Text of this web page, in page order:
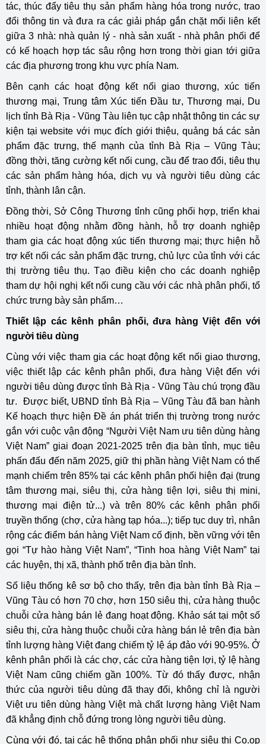
tác, thúc đẩy tiêu thụ sản phẩm hàng hóa trong nước, trao
đổi thông tin và đưa ra các giải pháp gắn chặt mối liên kết
giữa 3 nhà: nhà quản lý - nhà sản xuất - nhà phân phối để
có kế hoạch hợp tác sâu rộng hơn trong thời gian tới giữa
các địa phương trong khu vực phía Nam.
Bên cạnh các hoạt động kết nối giao thương, xúc tiến
thương mại, Trung tâm Xúc tiến Đầu tư, Thương mại, Du
lịch tỉnh Bà Rịa - Vũng Tàu liên tục cập nhật thông tin các sự
kiện tại website với mục đích giới thiệu, quảng bá các sản
phẩm đặc trưng, thế mạnh của tỉnh Bà Rịa – Vũng Tàu;
đồng thời, tăng cường kết nối cung, cầu để trao đổi, tiêu thụ
các sản phẩm hàng hóa, dịch vụ và người tiêu dùng các
tỉnh, thành lân cận.
Đồng thời, Sở Công Thương tỉnh cũng phối hợp, triển khai
nhiều hoạt động nhằm đồng hành, hỗ trợ doanh nghiệp
tham gia các hoạt động xúc tiến thương mại; thực hiện hỗ
trợ kết nối các sản phẩm đặc trưng, chủ lực của tỉnh với các
thị trường tiêu thụ. Tạo điều kiện cho các doanh nghiệp
tham dự hội nghị kết nối cung cầu với các nhà phân phối, tổ
chức trưng bày sản phẩm…
Thiết lập các kênh phân phối, đưa hàng Việt đến với
người tiêu dùng
Cùng với việc tham gia các hoạt động kết nối giao thương,
việc thiết lập các kênh phân phối, đưa hàng Việt đến với
người tiêu dùng được tỉnh Bà Rịa - Vũng Tàu chú trọng đầu
tư. Được biết, UBND tỉnh Bà Rịa – Vũng Tàu đã ban hành
Kế hoạch thực hiện Đề án phát triển thị trường trong nước
gắn với cuộc vận động “Người Việt Nam ưu tiên dùng hàng
Việt Nam” giai đoạn 2021-2025 trên địa bàn tỉnh, mục tiêu
phấn đấu đến năm 2025, giữ thị phần hàng Việt Nam có thế
mạnh chiếm trên 85% tại các kênh phân phối hiện đại (trung
tâm thương mại, siêu thị, cửa hàng tiện lợi, siêu thị mini,
thương mại điện tử...) và trên 80% các kênh phân phối
truyền thống (chợ, cửa hàng tạp hóa...); tiếp tục duy trì, nhân
rộng các điểm bán hàng Việt Nam cố định, bền vững với tên
gọi “Tự hào hàng Việt Nam”, “Tinh hoa hàng Việt Nam” tại
các huyện, thị xã, thành phố trên địa bàn tỉnh.
Số liệu thống kê sơ bộ cho thấy, trên địa bàn tỉnh Bà Rịa –
Vũng Tàu có hơn 70 chợ, hơn 150 siêu thị, cửa hàng thuộc
chuỗi cửa hàng bán lẻ đang hoạt động. Khảo sát tại một số
siêu thị, cửa hàng thuộc chuỗi cửa hàng bán lẻ trên địa bàn
tỉnh lượng hàng Việt đang chiếm tỷ lệ áp đảo với 90-95%. Ở
kênh phân phối là các chợ, các cửa hàng tiện lợi, tỷ lệ hàng
Việt Nam cũng chiếm gần 100%. Từ đó thấy được, nhận
thức của người tiêu dùng đã thay đổi, không chỉ là người
Việt ưu tiên dùng hàng Việt mà chất lượng hàng Việt Nam
đã khẳng định chỗ đứng trong lòng người tiêu dùng.
Cùng với đó, tại các hệ thống phân phối như siêu thị Co.op